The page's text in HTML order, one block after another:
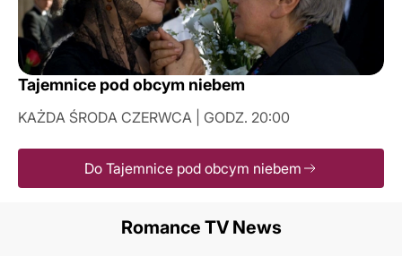
Tajemnice pod obcym niebem
KAŻDA ŚRODA CZERWCA | GODZ. 20:00
Do Tajemnice pod obcym niebem
Romance TV News